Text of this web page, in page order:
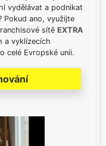
vydělávat a podnikat
Pokud ano, využijte
sítě EXTRA
a vyklízecích
celé Evropské unii.